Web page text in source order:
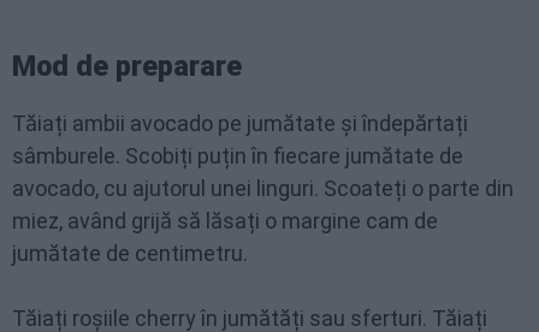
Mod de preparare
Tăiați ambii avocado pe jumătate și îndepărtați
sâmburele. Scobiți puțin în fiecare jumătate de
avocado, cu ajutorul unei linguri. Scoateți o parte din
miez, având grijă să lăsați o margine cam de
jumătate de centimetru.
Tăiați roșiile cherry în jumătăți sau sferturi. Tăiați